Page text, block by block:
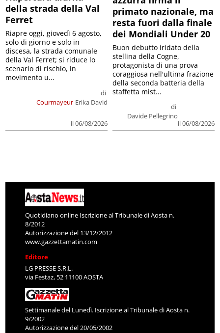
della strada della Val
Ferret
Courmayeur
di
Erika David
il 06/08/2026
Riapre oggi, giovedì 6 agosto,
solo di giorno e solo in
discesa, la strada comunale
della Val Ferret; si riduce lo
scenario di rischio, in
movimento u...
primato nazionale, ma
resta fuori dalla finale
dei Mondiali Under 20
di
Davide Pellegrino
il 06/08/2026
Buon debutto iridato della
stellina della Cogne,
protagonista di una prova
coraggiosa nell'ultima frazione
della seconda batteria della
staffetta mist...
Quotidiano online Iscrizione al Tribunale di Aosta n.
8/2012
Autorizzazione del 13/12/2012
www.gazzettamatin.com
Editore
LG PRESSE S.R.L.
via Festaz, 52 11100 AOSTA
Settimanale del Lunedì. Iscrizione al Tribunale di Aosta n.
9/2002
Autorizzazione del 20/05/2002